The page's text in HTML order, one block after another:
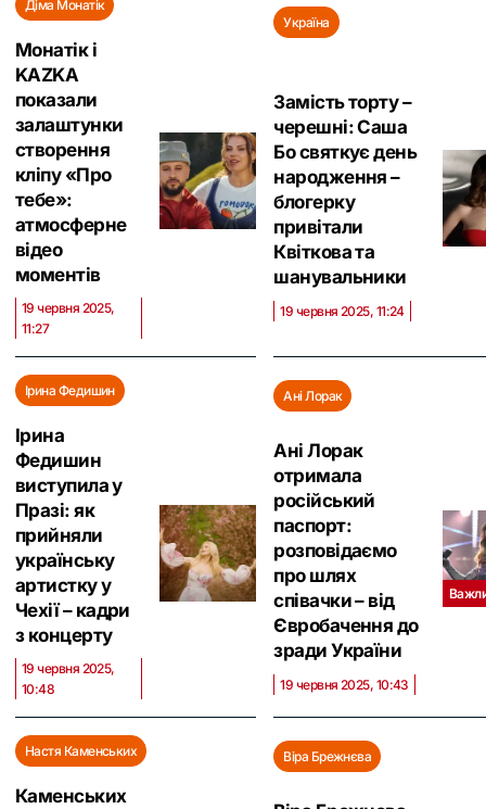
Діма Монатік
Монатік і
KAZKA
показали
залаштунки
створення
кліпу «Про
тебе»:
атмосферне
відео
моментів
19 червня 2025,
11:27
Україна
Замість торту –
черешні: Саша
Бо святкує день
народження –
блогерку
привітали
Квіткова та
шанувальники
19 червня 2025, 11:24
Ірина Федишин
Ірина
Федишин
виступила у
Празі: як
прийняли
українську
артистку у
Чехії – кадри
з концерту
19 червня 2025,
10:48
Ані Лорак
Ані Лорак
отримала
російський
паспорт:
розповідаємо
про шлях
співачки – від
Євробачення до
зради України
19 червня 2025, 10:43
Настя Каменських
Каменських
Віра Брежнєва